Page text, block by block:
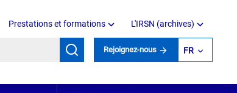
Prestations et formations L'IRSN (archives)
Rejoignez-nous FR